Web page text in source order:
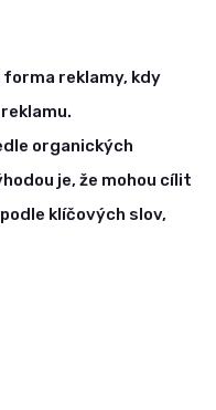
forma reklamy, kdy
organických
je, že mohou cílit
klíčových slov,